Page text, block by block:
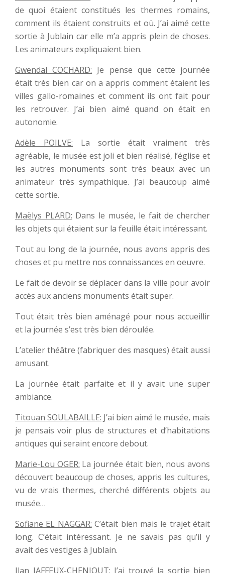
de quoi étaient constitués les thermes romains,
comment ils étaient construits et où. J’ai aimé cette
sortie à Jublain car elle m’a appris plein de choses.
Les animateurs expliquaient bien.
Gwendal COCHARD: Je pense que cette journée
était très bien car on a appris comment étaient les
villes gallo-romaines et comment ils ont fait pour
les retrouver. J’ai bien aimé quand on était en
autonomie.
Adèle POILVE: La sortie était vraiment très
agréable, le musée est joli et bien réalisé, l’église et
les autres monuments sont très beaux avec un
animateur très sympathique. J’ai beaucoup aimé
cette sortie.
Maëlys PLARD: Dans le musée, le fait de chercher
les objets qui étaient sur la feuille était intéressant.
Tout au long de la journée, nous avons appris des
choses et pu mettre nos connaissances en oeuvre.
Le fait de devoir se déplacer dans la ville pour avoir
accès aux anciens monuments était super.
Tout était très bien aménagé pour nous accueillir
et la journée s’est très bien déroulée.
L’atelier théâtre (fabriquer des masques) était aussi
amusant.
La journée était parfaite et il y avait une super
ambiance.
Titouan SOULABAILLE: J’ai bien aimé le musée, mais
je pensais voir plus de structures et d’habitations
antiques qui seraint encore debout.
Marie-Lou OGER: La journée était bien, nous avons
découvert beaucoup de choses, appris les cultures,
vu de vrais thermes, cherché différents objets au
musée…
Sofiane EL NAGGAR: C’était bien mais le trajet était
long. C’était intéressant. Je ne savais pas qu’il y
avait des vestiges à Jublain.
Ilan JAFFEUX-CHENIOUT: J’ai trouvé la sortie bien